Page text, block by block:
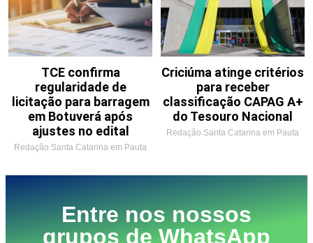
TCE confirma
regularidade de
licitação para barragem
em Botuverá após
ajustes no edital
Redação Santa Catarina em Pauta
Criciúma atinge critérios
para receber
classificação CAPAG A+
do Tesouro Nacional
Redação Santa Catarina em Pauta
Entre nos nossos
grupos de WhatsApp